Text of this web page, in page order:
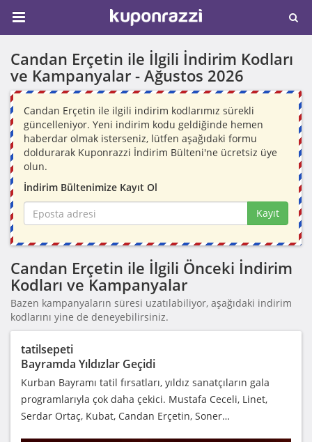
Candan Erçetin ile İlgili İndirim Kodları
ve Kampanyalar - Ağustos 2026
Candan Erçetin ile ilgili indirim kodlarımız sürekli
güncelleniyor. Yeni indirim kodu geldiğinde hemen
haberdar olmak isterseniz, lütfen aşağıdaki formu
doldurarak Kuponrazzi İndirim Bülteni'ne ücretsiz üye
olun.
İndirim Bültenimize Kayıt Ol
Kayıt
Candan Erçetin ile İlgili Önceki İndirim
Kodları ve Kampanyalar
Bazen kampanyaların süresi uzatılabiliyor, aşağıdaki indirim
kodlarını yine de deneyebilirsiniz.
tatilsepeti
Bayramda Yıldızlar Geçidi
Kurban Bayramı tatil fırsatları, yıldız sanatçıların gala
programlarıyla çok daha çekici. Mustafa Ceceli, Linet,
Serdar Ortaç, Kubat, Candan Erçetin, Soner…